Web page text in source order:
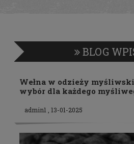
BLOG
Wełna w odzieży
wybór dla każdego
admin1 , 13-01-2025